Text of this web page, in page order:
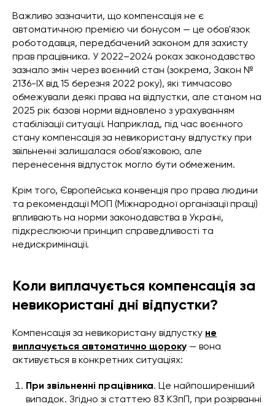
Важливо зазначити, що компенсація не є
автоматичною премією чи бонусом — це обов'язок
роботодавця, передбачений законом для захисту
прав працівника. У 2022–2024 роках законодавство
зазнало змін через воєнний стан (зокрема, Закон №
2136-IX від 15 березня 2022 року), які тимчасово
обмежували деякі права на відпустки, але станом на
2025 рік базові норми відновлено з урахуванням
стабілізації ситуації. Наприклад, під час воєнного
стану компенсація за невикористану відпустку при
звільненні залишалася обов'язковою, але
перенесення відпусток могло бути обмеженим.
Крім того, Європейська конвенція про права людини
та рекомендації МОП (Міжнародної організації праці)
впливають на норми законодавства в Україні,
підкреслюючи принцип справедливості та
недискримінації.
Коли виплачується компенсація за
невикористані дні відпустки?
Компенсація за невикористану відпустку не
виплачується автоматично щороку — вона
активується в конкретних ситуаціях:
При звільненні працівника. Це найпоширеніший
випадок. Згідно зі статтею 83 КЗпП, при розірванні